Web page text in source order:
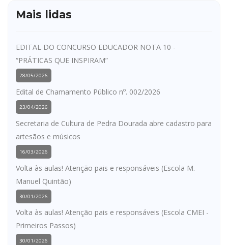
Mais lidas
EDITAL DO CONCURSO EDUCADOR NOTA 10 -
“PRÁTICAS QUE INSPIRAM”
28/05/2026
Edital de Chamamento Público nº. 002/2026
23/04/2026
Secretaria de Cultura de Pedra Dourada abre cadastro para
artesãos e músicos
16/03/2026
Volta às aulas! Atenção pais e responsáveis (Escola M.
Manuel Quintão)
30/01/2026
Volta às aulas! Atenção pais e responsáveis (Escola CMEI -
Primeiros Passos)
30/01/2026